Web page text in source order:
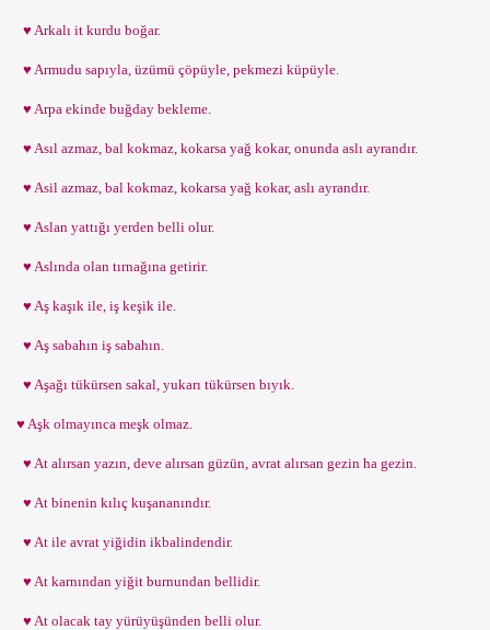
♥ Arkalı it kurdu boğar.
♥ Armudu sapıyla, üzümü çöpüyle, pekmezi küpüyle.
♥ Arpa ekinde buğday bekleme.
♥ Asıl azmaz, bal kokmaz, kokarsa yağ kokar, onunda aslı ayrandır.
♥ Asil azmaz, bal kokmaz, kokarsa yağ kokar, aslı ayrandır.
♥ Aslan yattığı yerden belli olur.
♥ Aslında olan tırnağına getirir.
♥ Aş kaşık ile, iş keşik ile.
♥ Aş sabahın iş sabahın.
♥ Aşağı tükürsen sakal, yukarı tükürsen bıyık.
♥ Aşk olmayınca meşk olmaz.
♥ At alırsan yazın, deve alırsan güzün, avrat alırsan gezin ha gezin.
♥ At binenin kılıç kuşananındır.
♥ At ile avrat yiğidin ikbalindendir.
♥ At karnından yiğit burnundan bellidir.
♥ At olacak tay yürüyüşünden belli olur.